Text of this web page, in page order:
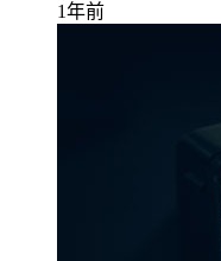
1年前